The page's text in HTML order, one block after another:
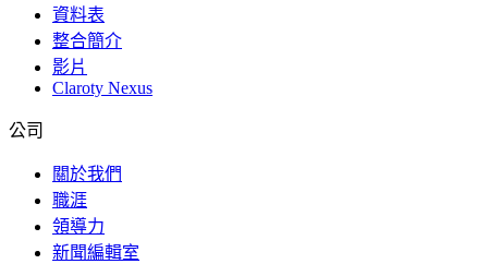
資料表
整合簡介
影片
Claroty Nexus
公司
關於我們
職涯
領導力
新聞編輯室